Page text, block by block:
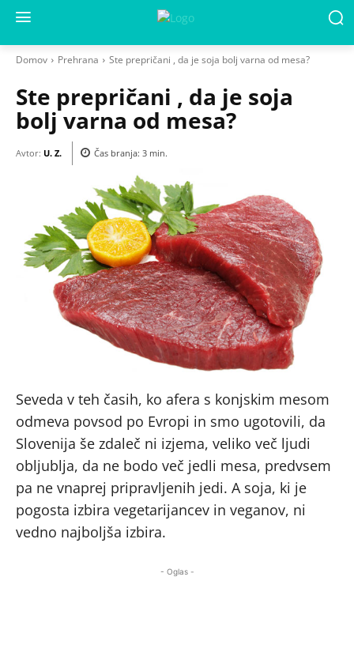
Domov Prehrana Ste prepričani , da je soja bolj varna od mesa?
Ste prepričani , da je soja
bolj varna od mesa?
Avtor: U. Z. Čas branja: 3 min.
Seveda v teh časih, ko afera s konjskim mesom
odmeva povsod po Evropi in smo ugotovili, da
Slovenija še zdaleč ni izjema, veliko več ljudi
obljublja, da ne bodo več jedli mesa, predvsem
pa ne vnaprej pripravljenih jedi. A soja, ki je
pogosta izbira vegetarijancev in veganov, ni
vedno najboljša izbira.
- Oglas -